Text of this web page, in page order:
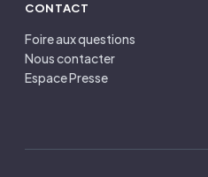
CONTACT
Foire aux questions
Nous contacter
Espace Presse